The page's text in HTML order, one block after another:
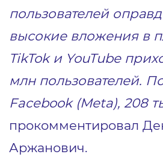
пользователей
высокие вложения в
TikTok и YouTube
млн пользователей.
Facebook (Meta), 208
прокомментировал
Аржанович.